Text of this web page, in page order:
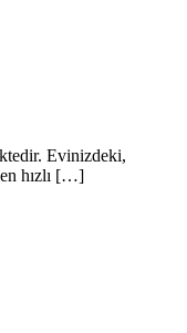
Evinizdeki,
hızlı […]